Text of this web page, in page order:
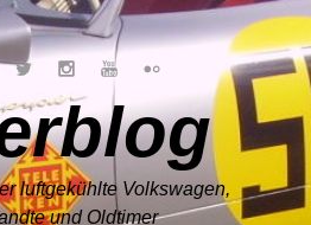
luftgekühlte Volkswagen,
und Oldtimer